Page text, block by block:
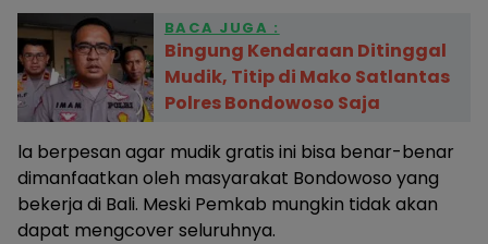
BACA JUGA :
Bingung Kendaraan Ditinggal
Mudik, Titip di Mako Satlantas
Polres Bondowoso Saja
la berpesan agar mudik gratis ini bisa benar-benar
dimanfaatkan oleh masyarakat Bondowoso yang
bekerja di Bali. Meski Pemkab mungkin tidak akan
dapat mengcover seluruhnya.